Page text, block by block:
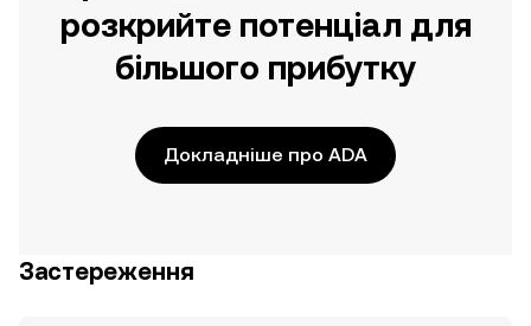
розкрийте потенціал для
більшого прибутку
Докладніше про ADA
Застереження